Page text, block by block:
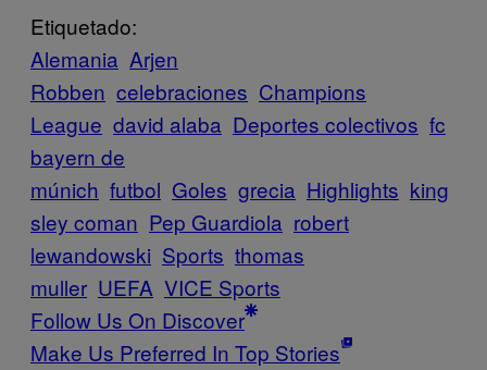
Etiquetado:
Alemania Arjen
Robben celebraciones Champions
League david alaba Deportes colectivos fc
bayern de
múnich futbol Goles grecia Highlights king
sley coman Pep Guardiola robert
lewandowski Sports thomas
muller UEFA VICE Sports
Follow Us On Discover
Make Us Preferred In Top Stories